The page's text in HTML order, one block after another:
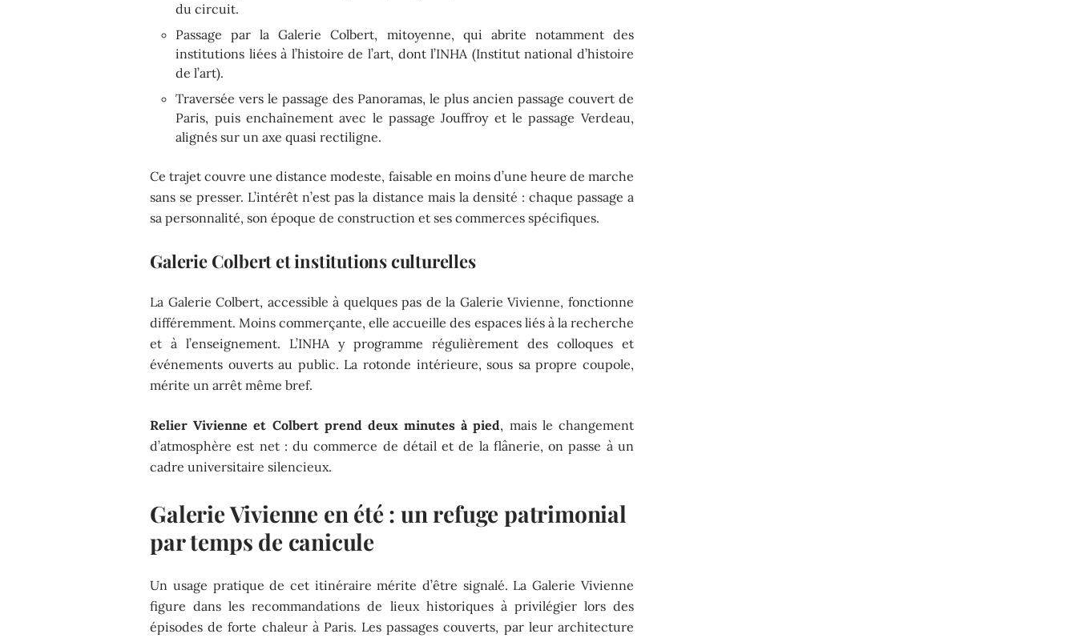
du circuit.
Passage par la Galerie Colbert, mitoyenne, qui abrite notamment des
institutions liées à l’histoire de l’art, dont l’INHA (Institut national d’histoire
de l’art).
Traversée vers le passage des Panoramas, le plus ancien passage couvert de
Paris, puis enchaînement avec le passage Jouffroy et le passage Verdeau,
alignés sur un axe quasi rectiligne.
Ce trajet couvre une distance modeste, faisable en moins d’une heure de marche
sans se presser. L’intérêt n’est pas la distance mais la densité : chaque passage a
sa personnalité, son époque de construction et ses commerces spécifiques.
Galerie Colbert et institutions culturelles
La Galerie Colbert, accessible à quelques pas de la Galerie Vivienne, fonctionne
différemment. Moins commerçante, elle accueille des espaces liés à la recherche
et à l’enseignement. L’INHA y programme régulièrement des colloques et
événements ouverts au public. La rotonde intérieure, sous sa propre coupole,
mérite un arrêt même bref.
Relier Vivienne et Colbert prend deux minutes à pied, mais le changement
d’atmosphère est net : du commerce de détail et de la flânerie, on passe à un
cadre universitaire silencieux.
Galerie Vivienne en été : un refuge patrimonial
par temps de canicule
Un usage pratique de cet itinéraire mérite d’être signalé. La Galerie Vivienne
figure dans les recommandations de lieux historiques à privilégier lors des
épisodes de forte chaleur à Paris. Les passages couverts, par leur architecture